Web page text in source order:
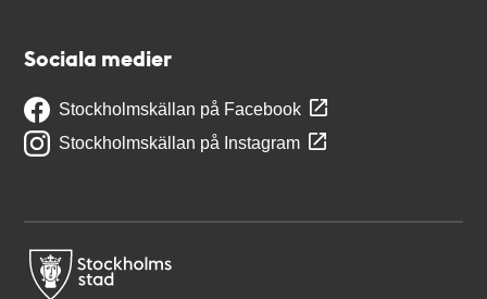
Sociala medier
Stockholmskällan på Facebook
Stockholmskällan på Instagram